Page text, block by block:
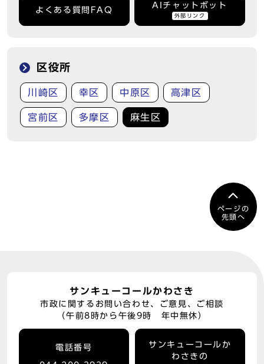
よくある質問FAQ
AIチャットボット
外部リンク
区役所
川崎区 幸区 中原区 高津区
宮前区 多摩区 麻生区
ページの
先頭へ
サンキューコールかわさき
市政に関するお問い合わせ、ご意見、ご相談
（午前8時から午後9時 年中無休）
電話番号
サンキューコールか
わさきの